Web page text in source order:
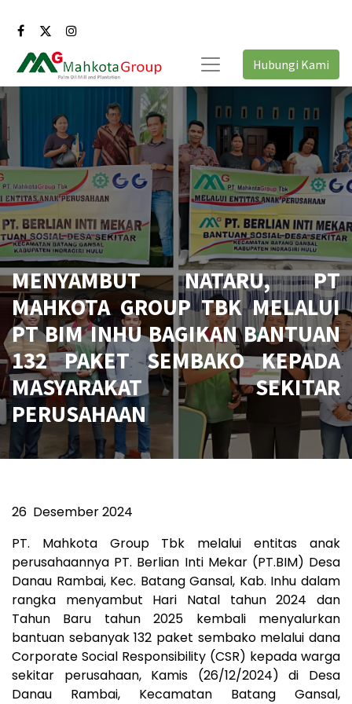
Hubungi Kami
MENYAMBUT NATARU, PT
MAHKOTA GROUP TBK MELALUI
PT BIM INHU BAGIKAN BANTUAN
132 PAKET SEMBAKO KEPADA
MASYARAKAT SEKITAR
PERUSAHAAN
26 Desember 2024
PT. Mahkota Group Tbk melalui entitas anak
perusahaannya PT. Berlian Inti Mekar (PT.BIM) Desa
Danau Rambai, Kec. Batang Gansal, Kab. Inhu dalam
rangka menyambut Hari Natal tahun 2024 dan
Tahun Baru tahun 2025 kembali menyalurkan
bantuan sebanyak 132 paket sembako melalui dana
Corporate Social Responsibility (CSR) kepada warga
sekitar perusahaan, Kamis (26/12/2024) di Desa
Danau Rambai, Kecamatan Batang Gansal,